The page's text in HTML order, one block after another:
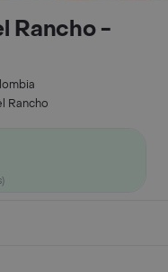
Rancho -
Rancho